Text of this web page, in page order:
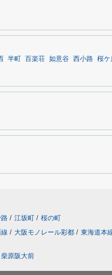
半町 百楽荘 如意谷 西小路 桜ケ
路 / 江坂町 / 桜の町
/ 大阪モノレール彩都 / 東海道本
柴原阪大前